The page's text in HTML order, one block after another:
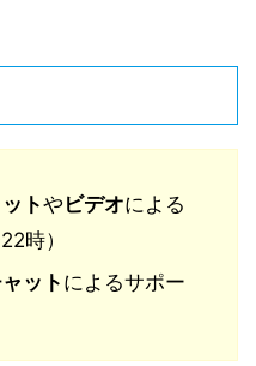
トやビデオによる
時）
ット によるサポー